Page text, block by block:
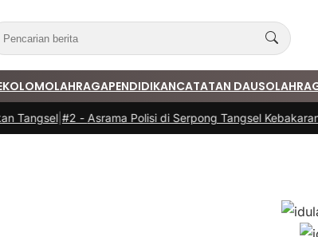
KOLOMOLAHRAGAPENDIDIKANCATATAN DAUS
|#2 -Asrama Polisi di Serpong Tangsel Kebakaran,